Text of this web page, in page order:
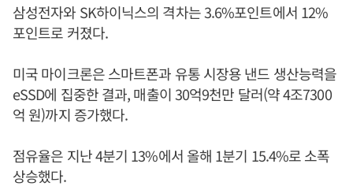
삼성전자와 SK하이닉스의 격차는 3.6%포인트에서 12%
포인트로 커졌다.
미국 마이크론은 스마트폰과 유통 시장용 낸드 생산능력을
eSSD에 집중한 결과, 매출이 30억9천만 달러(약 4조7300
억 원)까지 증가했다.
점유율은 지난 4분기 13%에서 올해 1분기 15.4%로 소폭
상승했다.